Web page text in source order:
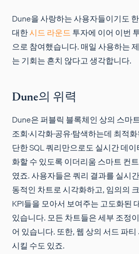
Dune을 사랑하는 사용자들이기도
대한시드 라운드투자에 이어 이번
으로 참여했습니다. 매일 사용하는
는 기회는 흔치 않다고 생각합니다.
Dune의 위력
Dune은 퍼블릭 블록체인 상의 스마
조회·시각화·공유·탐색하는데 최적
단한 SQL 쿼리만으로도 실시간 데
화할 수 있도록 이더리움 스마트 컨
였죠. 사용자들은 쿼리 결과를 실시
동적인 차트로 시각화하고, 임의의
KPI들을 모아서 보여주는 고도화된
있습니다. 모든 차트들은 세부 조정
어 있습니다. 또한, 웹 상의 서드 파
시킬 수도 있죠.